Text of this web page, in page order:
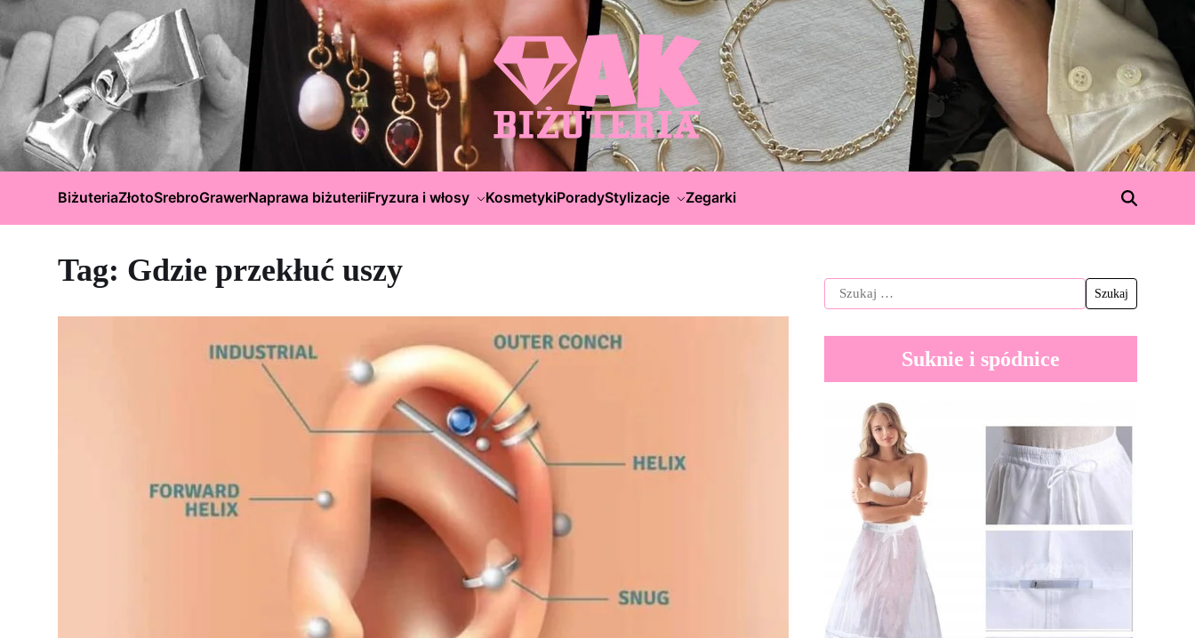
BiżuteriaZłotoSrebroGrawerNaprawa biżuteriiFryzura i włosy KosmetykiPoradyStylizacje Zegarki
Tag: Gdzie przekłuć uszy
Suknie i spódnice